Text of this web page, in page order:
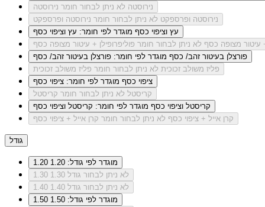
נירוסטה לא ניתן לבחור חומר נירוסטה
נירוסטה ופרספקט לא ניתן לבחור חומר נירוסטה ופרספקט
עץ וציפוי כסף מוגדר לפי חומר: עץ וציפוי כסף
עיטור מצופה כסף לא ניתן לבחור חומר פוליפרופילן + עיטור מצופה כסף
פורצלן בעיטור זהב/ כסף מוגדר לפי חומר: פורצלן בעיטור זהב/ כסף
פליז משולב זכוכית לא ניתן לבחור חומר פליז משולב זכוכית
ציפוי כסף מוגדר לפי חומר: ציפוי כסף
קריסטל לא ניתן לבחור חומר קריסטל
קריסטל וציפוי כסף מוגדר לפי חומר: קריסטל וציפוי כסף
קרן אייל + ציפוי כסף לא ניתן לבחור חומר קרן אייל + ציפוי כסף
גודל
1.20
מוגדר לפי גודל: 1.20
1.30
לא ניתן לבחור גודל 1.30
1.40
לא ניתן לבחור גודל 1.40
1.50
מוגדר לפי גודל: 1.50